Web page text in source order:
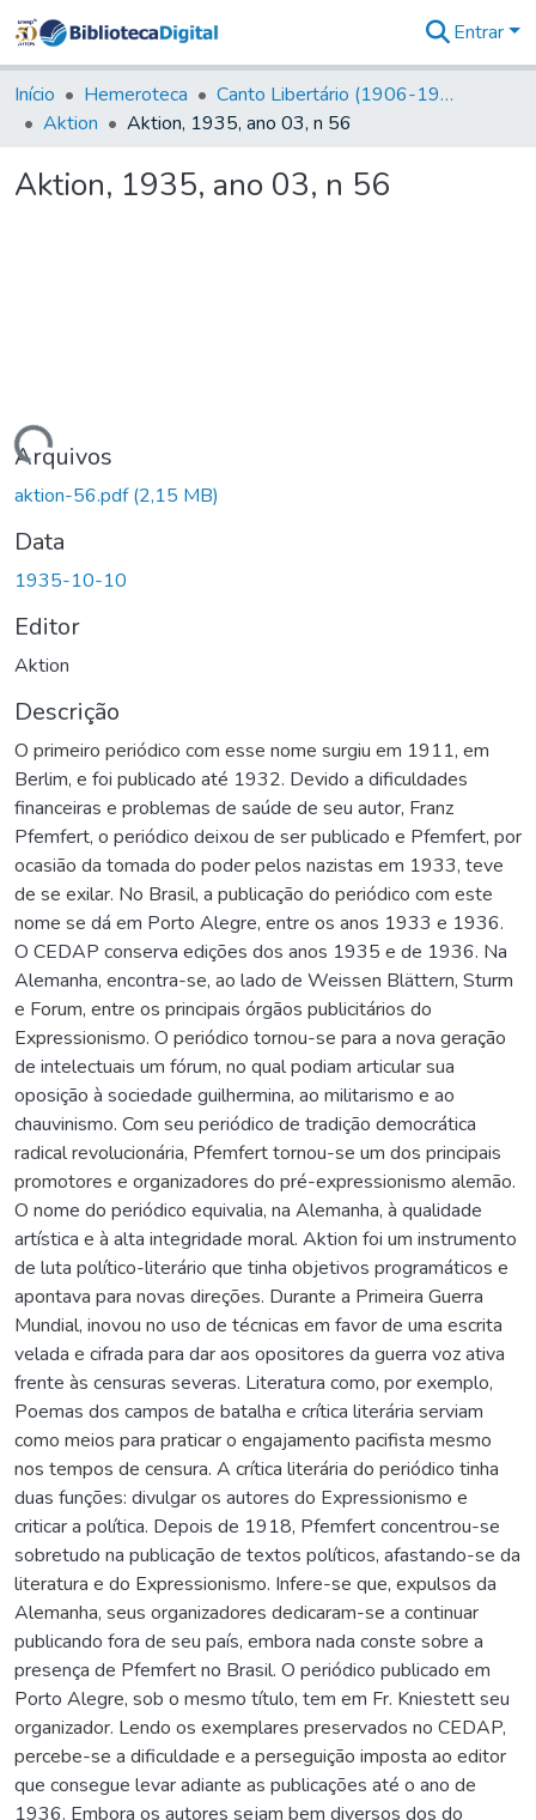
&
Coleções
Tudo na
Digital
Entrar
Início Hemeroteca
Canto Libertário (1906-1995)
Aktion
Aktion, 1935, ano 03, n 56
Aktion, 1935, ano 03, n 56
Arquivos
aktion-56.pdf(2,15 MB)
Data
1935-10-10
Editor
Aktion
Descrição
O primeiro periódico com esse nome surgiu em 1911, em
Berlim, e foi publicado até 1932. Devido a dificuldades
financeiras e problemas de saúde de seu autor, Franz
Pfemfert, o periódico deixou de ser publicado e Pfemfert, por
ocasião da tomada do poder pelos nazistas em 1933, teve
de se exilar. No Brasil, a publicação do periódico com este
nome se dá em Porto Alegre, entre os anos 1933 e 1936.
O CEDAP conserva edições dos anos 1935 e de 1936. Na
Alemanha, encontra-se, ao lado de Weissen Blättern, Sturm
e Forum, entre os principais órgãos publicitários do
Expressionismo. O periódico tornou-se para a nova geração
de intelectuais um fórum, no qual podiam articular sua
oposição à sociedade guilhermina, ao militarismo e ao
chauvinismo. Com seu periódico de tradição democrática
radical revolucionária, Pfemfert tornou-se um dos principais
promotores e organizadores do pré-expressionismo alemão.
O nome do periódico equivalia, na Alemanha, à qualidade
artística e à alta integridade moral. Aktion foi um instrumento
de luta político-literário que tinha objetivos programáticos e
apontava para novas direções. Durante a Primeira Guerra
Mundial, inovou no uso de técnicas em favor de uma escrita
velada e cifrada para dar aos opositores da guerra voz ativa
frente às censuras severas. Literatura como, por exemplo,
Poemas dos campos de batalha e crítica literária serviam
como meios para praticar o engajamento pacifista mesmo
nos tempos de censura. A crítica literária do periódico tinha
duas funções: divulgar os autores do Expressionismo e
criticar a política. Depois de 1918, Pfemfert concentrou-se
sobretudo na publicação de textos políticos, afastando-se da
literatura e do Expressionismo. Infere-se que, expulsos da
Alemanha, seus organizadores dedicaram-se a continuar
publicando fora de seu país, embora nada conste sobre a
presença de Pfemfert no Brasil. O periódico publicado em
Porto Alegre, sob o mesmo título, tem em Fr. Kniestett seu
organizador. Lendo os exemplares preservados no CEDAP,
percebe-se a dificuldade e a perseguição imposta ao editor
que consegue levar adiante as publicações até o ano de
1936. Embora os autores sejam bem diversos dos do